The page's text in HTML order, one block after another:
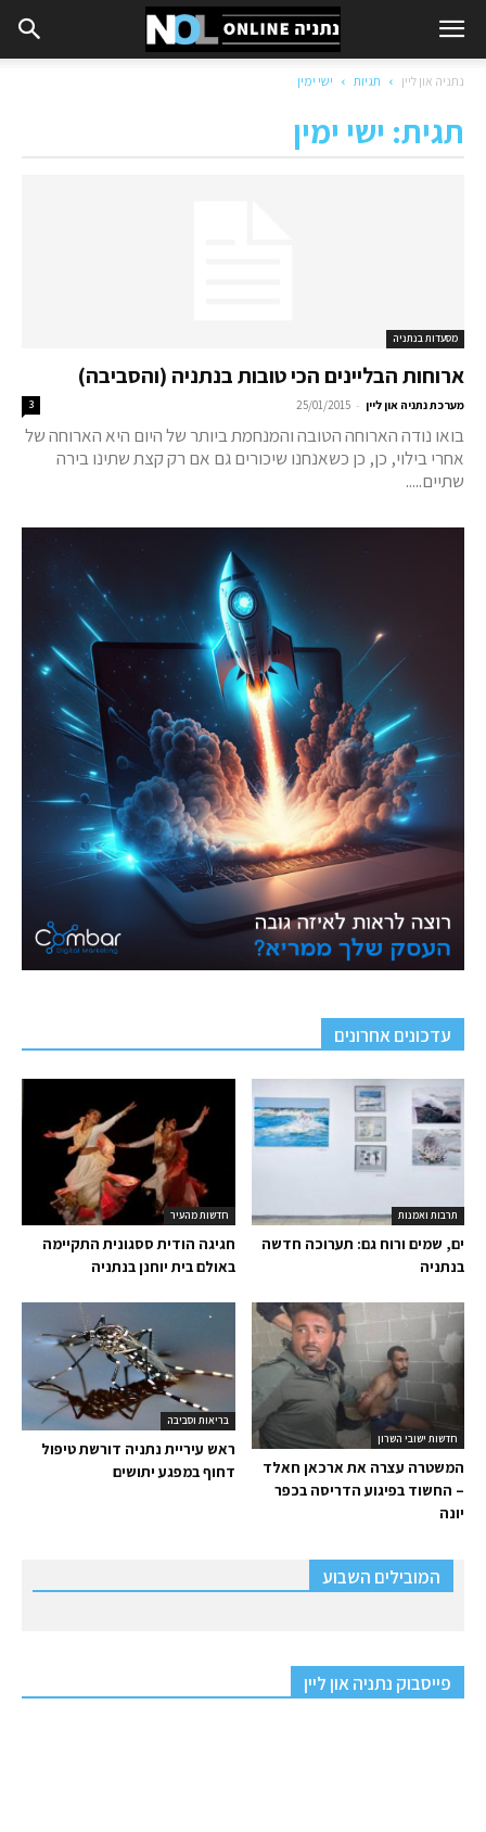
נתניה און ליין תגיות ישי ימין
תגית: ישי ימין
מסעדות בנתניה
ארוחות הבליינים הכי טובות בנתניה (והסביבה)
מערכת נתניה און ליין -
25/01/2015
3
בואו נודה הארוחה הטובה והמנחמת ביותר של היום היא הארוחה של
אחרי בילוי, כן, כן כשאנחנו שיכורים גם אם רק קצת שתינו בירה
שתיים.....
עדכונים אחרונים
חדשות מהעיר
חגיגה הודית ססגונית התקיימה
באולם בית יוחנן בנתניה
תרבות ואמנות
ים, שמים ורוח גם: תערוכה חדשה
בנתניה
בריאות וסביבה
ראש עיריית נתניה דורשת טיפול
דחוף במפגע יתושים
חדשות ישובי השרון
המשטרה עצרה את ארכאן חאלד
– החשוד בפיגוע הדריסה בכפר
יונה
המובילים השבוע
פייסבוק נתניה און ליין